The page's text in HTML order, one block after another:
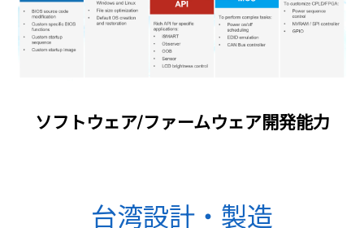
ソフトウェア/ファームウェア開発能力
台湾設計・製造